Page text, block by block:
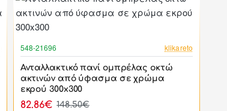
548-21696 klikareto
Ανταλλακτικό πανί ομπρέλας οκτώ
ακτινών από ύφασμα σε χρώμα
εκρού 300x300
82.86€ 148.50€